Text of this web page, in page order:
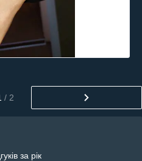
/ 2
за рік